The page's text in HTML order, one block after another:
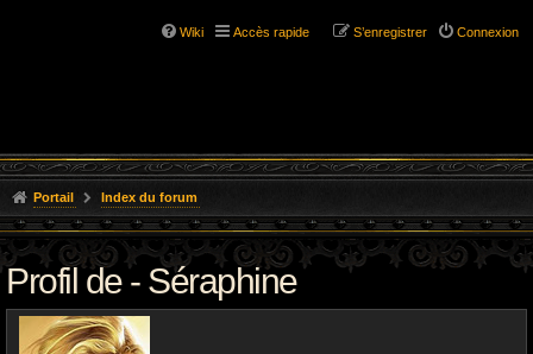
Wiki Accès rapide Connexion
S’enregistrer
Portail Index du forum
Profil de - Séraphine